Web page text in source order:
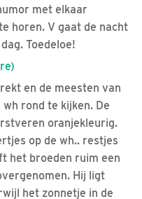
met elkaar
horen. V gaat de nacht
Toedeloe!
en de meesten van
rond te kijken. De
oranjekleurig.
op de wh.. restjes
het broeden ruim een
Hij ligt
het zonnetje in de